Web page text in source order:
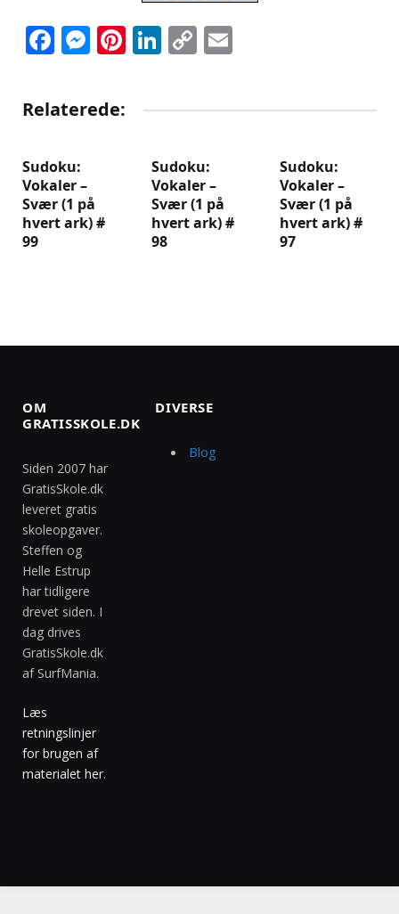
Facebook
Messenger
Pinterest
LinkedIn
Copy
Relaterede:
Sudoku:
Vokaler –
Svær (1 på
hvert ark) #
99
Sudoku:
Vokaler –
Svær (1 på
hvert ark) #
98
Sudoku:
Vokaler –
Svær (1 på
hvert ark) #
97
OM
GRATISSKOLE.DK
Siden 2007 har
GratisSkole.dk
leveret gratis
skoleopgaver.
Steffen og
Helle Estrup
har tidligere
drevet siden. I
dag drives
GratisSkole.dk
af SurfMania.
Læs
retningslinjer
for brugen af
materialet her.
DIVERSE
Blog